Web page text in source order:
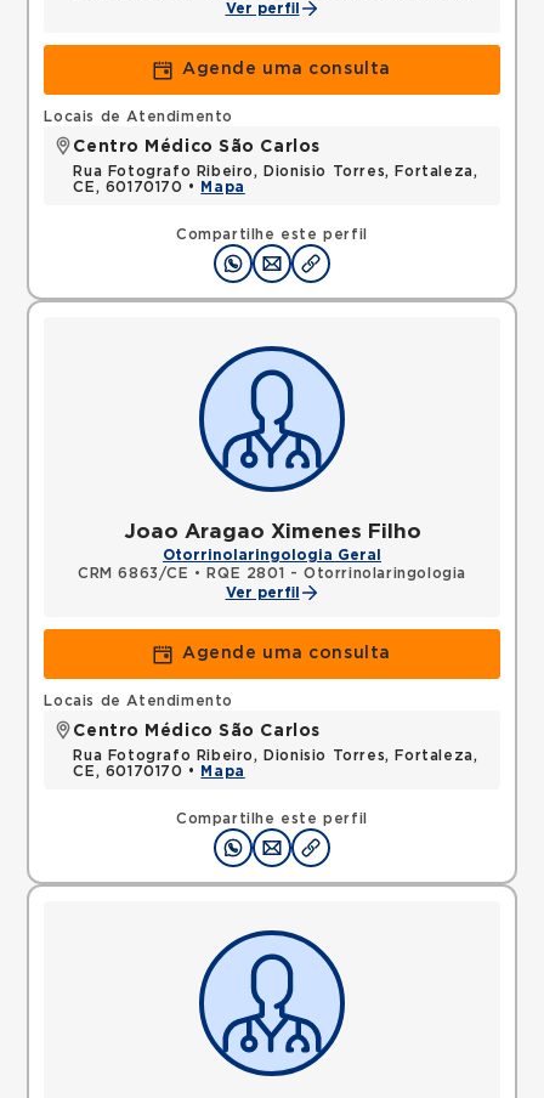
Ver perfil
Agende uma consulta
Compartilhe este perfil
Locais de Atendimento
Centro Médico São Carlos
Rua Fotografo Ribeiro, Dionisio Torres, Fortaleza,
CE, 60170170 •
Mapa
Joao Aragao Ximenes Filho
Otorrinolaringologia Geral
CRM 6863/CE •
RQE 2801 - Otorrinolaringologia
Ver perfil
Agende uma consulta
Compartilhe este perfil
Locais de Atendimento
Centro Médico São Carlos
Rua Fotografo Ribeiro, Dionisio Torres, Fortaleza,
CE, 60170170 •
Mapa